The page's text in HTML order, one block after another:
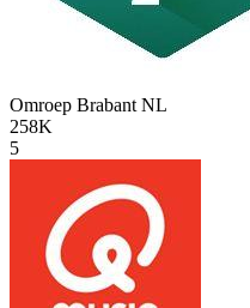
Omroep Brabant NL
258K
5